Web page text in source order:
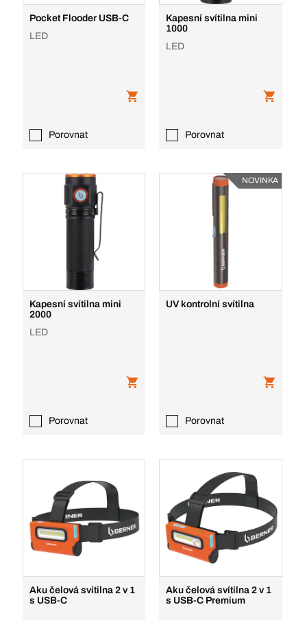
Pocket Flooder USB-C
LED
Porovnat
Kapesní svítilna mini
1000
LED
Porovnat
Kapesní svítilna mini
2000
LED
Porovnat
NOVINKA
UV kontrolní svítilna
Porovnat
Aku čelová svítilna 2 v 1
s USB-C
Aku čelová svítilna 2 v 1
s USB-C Premium